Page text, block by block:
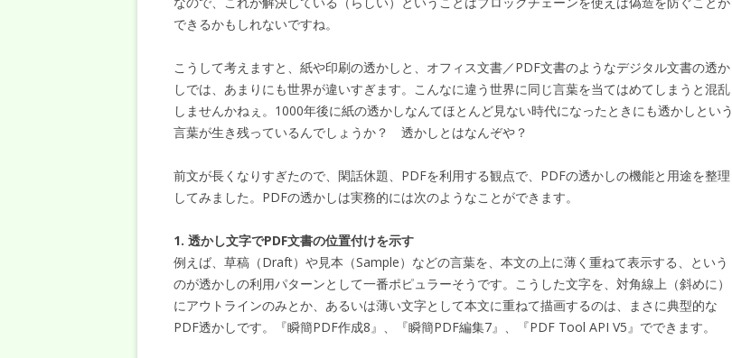
できるかもしれないですね。
こうして考えますと、紙や印刷の透かしと、オフィス文書／PDF文書のようなデジタル文書の透か
しでは、あまりにも世界が違いすぎます。こんなに違う世界に同じ言葉を当てはめてしまうと混乱
しませんかねぇ。1000年後に紙の透かしなんてほとんど見ない時代になったときにも透かしという
言葉が生き残っているんでしょうか？ 透かしとはなんぞや？
前文が長くなりすぎたので、閑話休題、PDFを利用する観点で、PDFの透かしの機能と用途を整理
してみました。PDFの透かしは実務的には次のようなことができます。
1. 透かし文字でPDF文書の位置付けを示す
例えば、草稿（Draft）や見本（Sample）などの言葉を、本文の上に薄く重ねて表示する、という
のが透かしの利用パターンとして一番ポピュラーそうです。こうした文字を、対角線上（斜めに）
にアウトラインのみとか、あるいは薄い文字として本文に重ねて描画するのは、まさに典型的な
PDF透かしです。『瞬簡PDF作成8』、『瞬簡PDF編集7』、『PDF Tool API V5』でできます。